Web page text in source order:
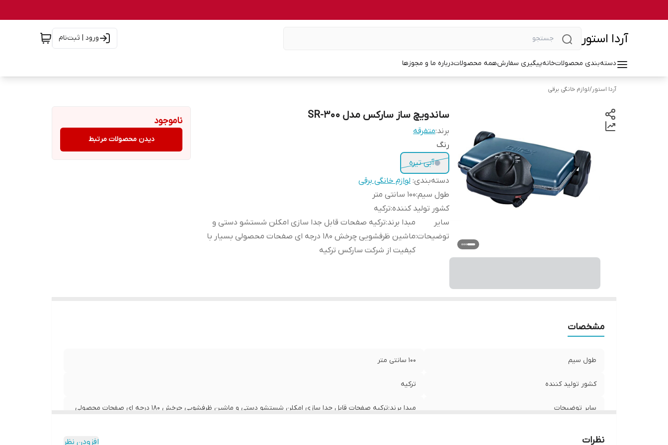
آردا استور ورود | ثبت‌نام
دسته‌بندی محصولاتخانهپیگیری سفارشهمه محصولاتدرباره ما و مجوزها
آردا استور/لوازم خانگی برقی
ساندویچ ساز سارکس مدل SR-300
برند:متفرقه
رنگ
آبی تیره
دسته‌بندی: لوازم خانگی برقی
طول سیم:100 سانتی متر
کشور تولید کننده:ترکیه
سایر
توضیحات:
مبدا برند:ترکیه صفحات قابل جدا سازی امکلن شستشو دستی و
ماشین ظرفشویی چرخش 180 درجه ای صفحات محصولی بسیار با
کیفیت از شرکت سارکس ترکیه
ناموجود
دیدن محصولات مرتبط
مشخصات
طول سیم 100 سانتی متر
کشور تولید کننده ترکیه
سایر توضیحات
مبدا برند:ترکیه صفحات قابل جدا سازی امکلن شستشو دستی و ماشین ظرفشویی چرخش 180 درجه ای صفحات محصولی
نظرات افزودن نظر